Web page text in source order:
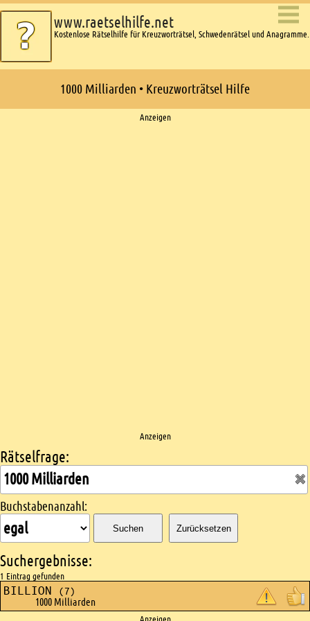
www.raetselhilfe.net
Kostenlose Rätselhilfe für Kreuzworträtsel, Schwedenrätsel und Anagramme.
1000 Milliarden • Kreuzworträtsel Hilfe
Anzeigen
Anzeigen
Kreuzworträtsel suchen
Rätselfrage:
Buchstabenanzahl:
Suchen Zurücksetzen
Suchergebnisse:
1 Eintrag gefunden
BILLION (7)
1000 Milliarden